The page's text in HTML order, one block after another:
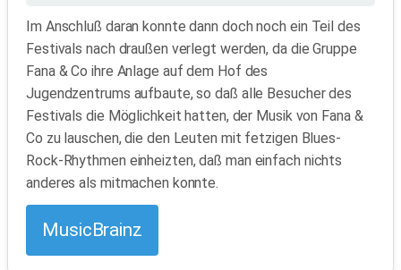
Im Anschluß daran konnte dann doch noch ein Teil des
Festivals nach draußen verlegt werden, da die Gruppe
Fana & Co ihre Anlage auf dem Hof des
Jugendzentrums aufbaute, so daß alle Besucher des
Festivals die Möglichkeit hatten, der Musik von Fana &
Co zu lauschen, die den Leuten mit fetzigen Blues-
Rock-Rhythmen einheizten, daß man einfach nichts
anderes als mitmachen konnte.
MusicBrainz